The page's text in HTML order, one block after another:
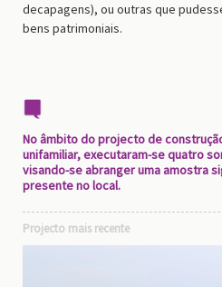
decapagens), ou outras que p
bens patrimoniais.
No âmbito do projecto de
unifamiliar, executaram-se quatro
visando-se abranger uma amostra
presente no local.
Projecto mais recente